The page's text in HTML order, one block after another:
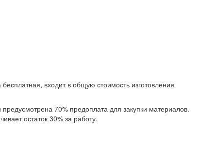
входит в общую стоимость изготовления
70% предоплата для закупки материалов.
остаток 30% за работу.